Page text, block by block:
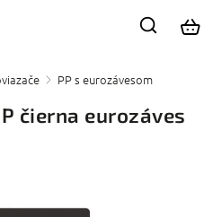
/ PP s eurozávesom
čierna eurozáves